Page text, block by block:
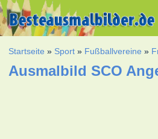
Startseite » Sport » Fußballvereine »
Ausmalbild SCO